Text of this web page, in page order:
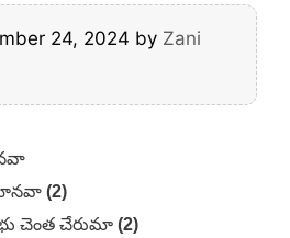
24, 2024 by Zani
(2)
చెంత చేరుమా (2)